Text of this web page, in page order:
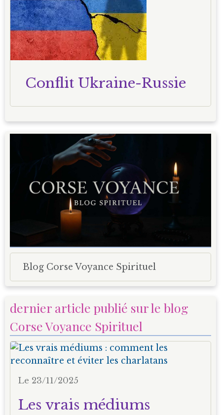
Conflit Ukraine-Russie
Blog Corse Voyance Spirituel
dernier article publié sur le blog
Corse Voyance Spirituel
Le 23/11/2025
Les vrais médiums